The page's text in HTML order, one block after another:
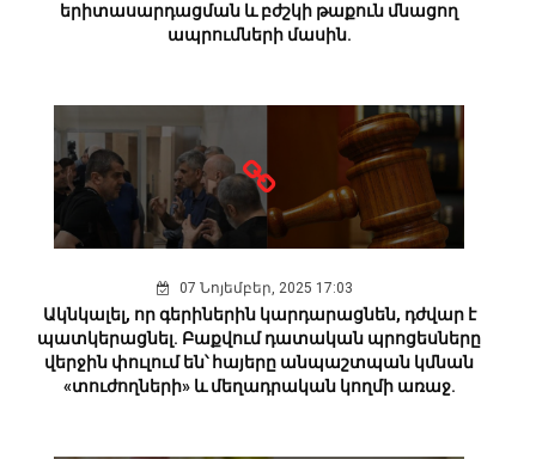
երիտասարդացման և բժշկի թաքուն մնացող
ապրումների մասին.
07 Նոյեմբեր, 2025 17:03
Ակնկալել, որ գերիներին կարդարացնեն, դժվար է
պատկերացնել. Բաքվում դատական պրոցեսները
վերջին փուլում են՝ հայերը անպաշտպան կմնան
«տուժողների» և մեղադրական կողմի առաջ.